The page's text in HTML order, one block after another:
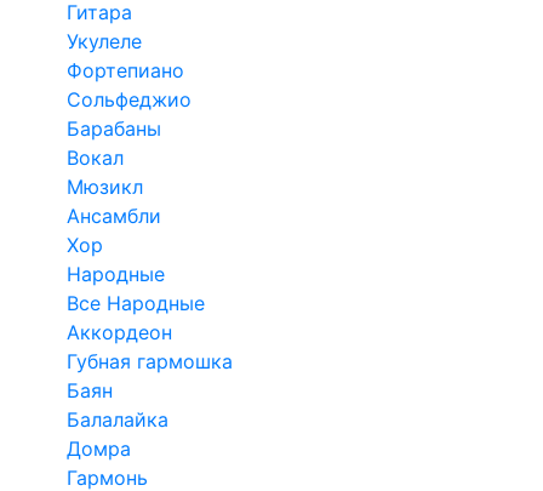
Гитара
Укулеле
Фортепиано
Сольфеджио
Барабаны
Вокал
Мюзикл
Ансамбли
Хор
Народные
Все Народные
Аккордеон
Губная гармошка
Баян
Балалайка
Домра
Гармонь